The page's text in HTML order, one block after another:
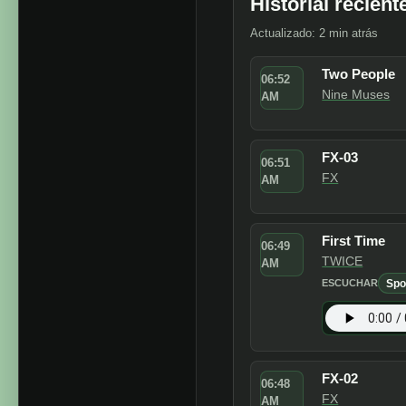
Dance Electronic
Historial
Actualizado: 2 min atrás
06:52
AM
Two People
Nine Muses
06:51
AM
FX-03
FX
AM
First Time
TWICE
ESCUCHAR